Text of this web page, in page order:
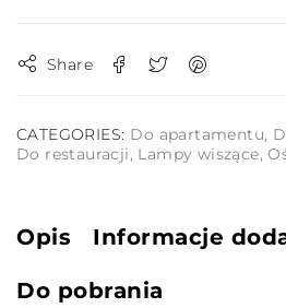
Share
CATEGORIES: Do apartamentu,
Do restauracji, Lampy wiszące,
Opis Informacje
Do pobrania